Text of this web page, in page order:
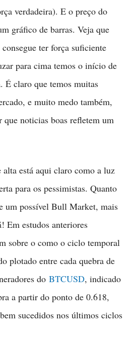
verdadeira). E o preço do
gráfico de barras. Veja que
ter força suficiente
para cima temos o início de
É claro que temos muitas
e muito medo também,
que noticias boas refletem um
alta está aqui claro como a luz
para os pessimistas. Quanto
um possível Bull Market, mais
Em estudos anteriores
sobre o como o ciclo temporal
plotado entre cada quebra de
do BTCUSD, indicado
a partir do ponto de 0.618,
sucedidos nos últimos ciclos